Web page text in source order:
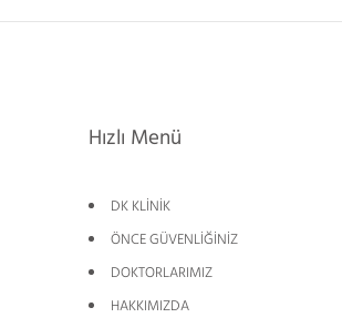
Hızlı Menü
DK KLİNİK
ÖNCE GÜVENLİĞİNİZ
DOKTORLARIMIZ
HAKKIMIZDA